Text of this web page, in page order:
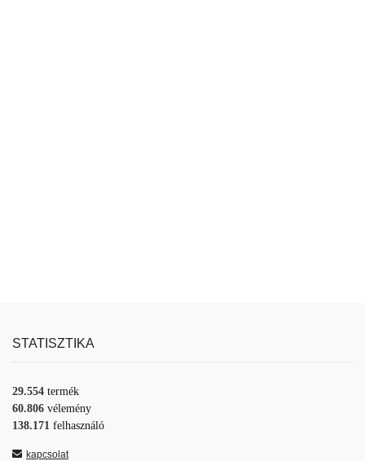
STATISZTIKA
29.554 termék
60.806 vélemény
138.171 felhasználó
kapcsolat